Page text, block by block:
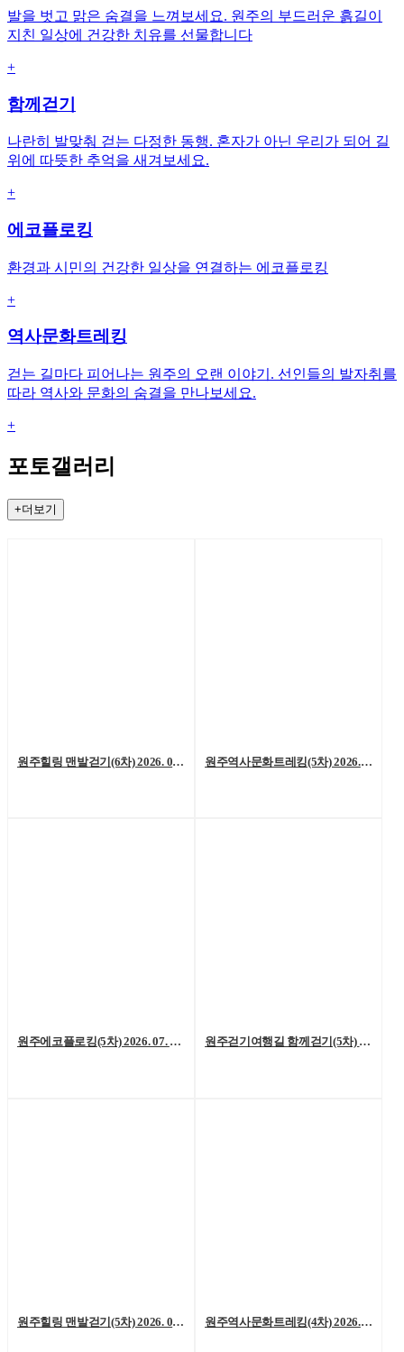
발을 벗고 맑은 숨결을 느껴보세요. 원주의 부드러운 흙길이
지친 일상에 건강한 치유를 선물합니다
+
함께걷기
나란히 발맞춰 걷는 다정한 동행. 혼자가 아닌 우리가 되어 길
위에 따뜻한 추억을 새겨보세요.
+
에코플로킹
환경과 시민의 건강한 일상을 연결하는 에코플로킹
+
역사문화트레킹
걷는 길마다 피어나는 원주의 오랜 이야기. 선인들의 발자취를
따라 역사와 문화의 숨결을 만나보세요.
+
포토갤러리
+더보기
원주힐링 맨발걷기(6차) 2026. 08. 01. (토) 원주역사문화트레킹(5차) 2026. 07. 25.(토)
원주에코플로킹(5차) 2026. 07. 18. (토) 원주걷기여행길 함께걷기(5차) 2026. 7. 11.(토)
원주힐링 맨발걷기(5차) 2026. 07. 04. (토) 원주역사문화트레킹(4차) 2026. 06. 27.(토)